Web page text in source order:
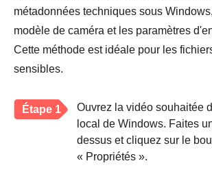
métadonnées techniques sous
modèle de caméra et les paramètres
Cette méthode est idéale pour les
sensibles.
Étape 1
Ouvrez la vidéo souhaitée
local de Windows. Faites
dessus et cliquez sur le
« Propriétés ».